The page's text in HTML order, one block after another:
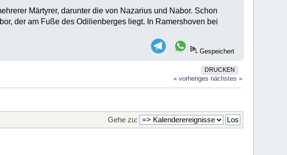
Märtyrer, darunter die von Nazarius und Nabor. Schon
der am Fuße des Odilienberges liegt. In Ramershoven bei
Gespeichert
DRUCKEN
« vorheriges nächstes »
Gehe zu: